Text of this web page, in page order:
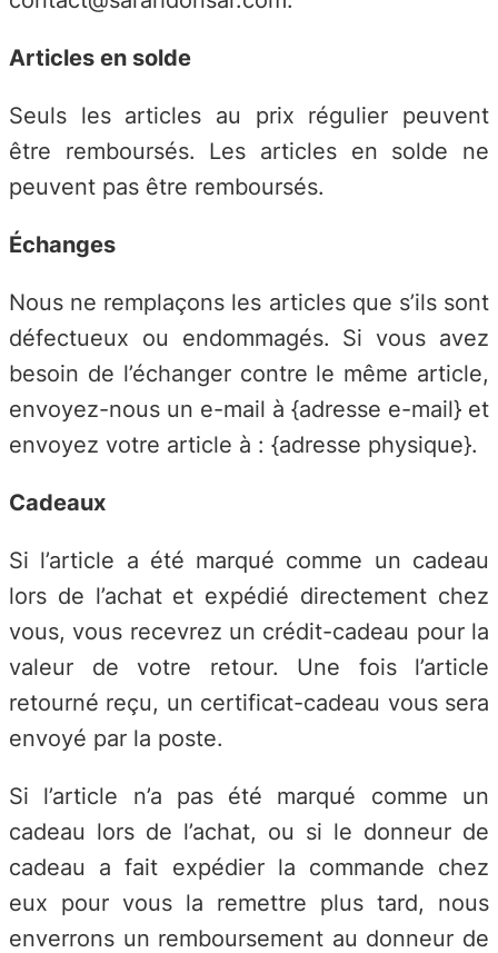
Articles en solde
Seuls les articles au prix régulier peuvent
être remboursés. Les articles en solde ne
peuvent pas être remboursés.
Échanges
Nous ne remplaçons les articles que s’ils sont
défectueux ou endommagés. Si vous avez
besoin de l’échanger contre le même article,
envoyez-nous un e-mail à {adresse e-mail} et
envoyez votre article à : {adresse physique}.
Cadeaux
Si l’article a été marqué comme un cadeau
lors de l’achat et expédié directement chez
vous, vous recevrez un crédit-cadeau pour la
valeur de votre retour. Une fois l’article
retourné reçu, un certificat-cadeau vous sera
envoyé par la poste.
Si l’article n’a pas été marqué comme un
cadeau lors de l’achat, ou si le donneur de
cadeau a fait expédier la commande chez
eux pour vous la remettre plus tard, nous
enverrons un remboursement au donneur de